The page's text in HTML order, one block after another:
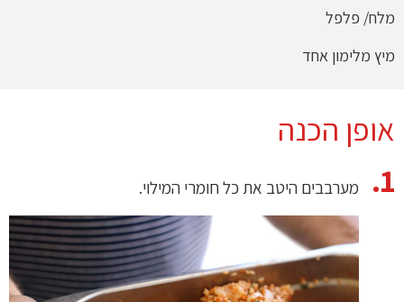
מלח/ פלפל
מיץ מלימון אחד
אופן הכנה
מערבבים היטב את כל חומרי המילוי.